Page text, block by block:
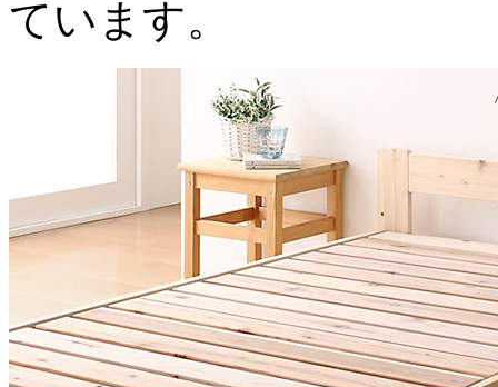
ています。